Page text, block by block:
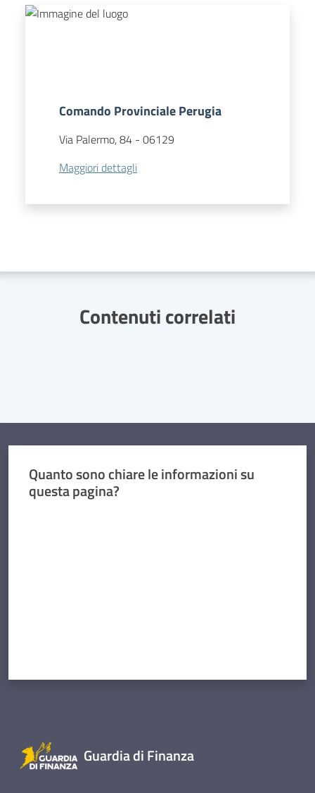
Comando Provinciale Perugia
Via Palermo, 84 - 06129
Maggiori dettagli
Contenuti correlati
Quanto sono chiare le informazioni su
questa pagina?
Guardia di Finanza